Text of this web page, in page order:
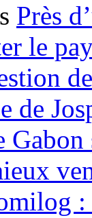
Près
le
de
Gabon
: